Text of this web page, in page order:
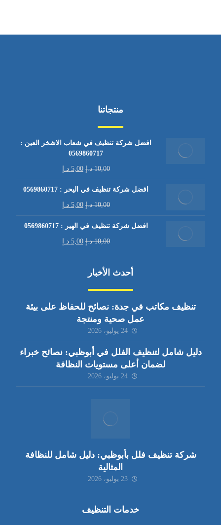
منتجاتنا
افضل شركة تنظيف في شعاب الاشخر العين :
0569860717
10,00 د.إ 5,00 د.إ
افضل شركة تنظيف في اليحر : 0569860717
10,00 د.إ 5,00 د.إ
افضل شركة تنظيف في الهير : 0569860717
10,00 د.إ 5,00 د.إ
أحدث الأخبار
تنظيف مكاتب في جدة: نصائح للحفاظ على بيئة
عمل صحية ومنتجة
24 يوليو، 2026
دليل شامل لتنظيف الفلل في أبوظبي: نصائح خبراء
لضمان أعلى مستويات النظافة
24 يوليو، 2026
شركة تنظيف فلل بأبوظبي: دليل شامل للنظافة
المثالية
23 يوليو، 2026
خدمات التنظيف